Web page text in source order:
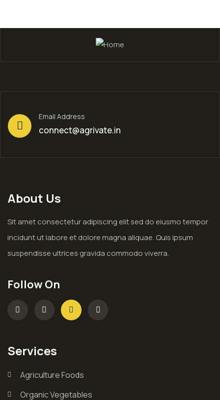
Email Address
connect@agrivate.in
About Us
Sit amet consectetur adipiscing elit sed do eiusmo tempor
incidunt ut labore et dolore magna aliquae. Quis ipsum
suspendisse ultrices gravida commodo viverra.
Follow On
Services
Agriculture Foods
Organic Vegetables